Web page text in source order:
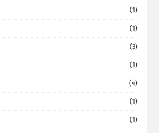
(1)
(1)
(3)
(1)
(4)
(1)
(1)